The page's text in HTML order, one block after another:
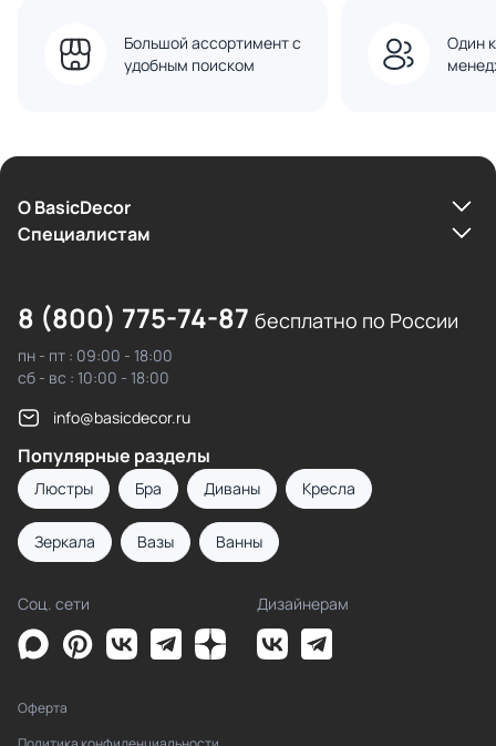
Большой ассортимент с
удобным поиском
Один
О BasicDecor
Cпециалистам
8 (800) 775-74-87 бесплатно по России
пн - пт : 09:00 - 18:00
сб - вс : 10:00 - 18:00
info@basicdecor.ru
Популярные разделы
Люстры Бра Диваны Кресла
Зеркала Вазы Ванны
Соц. сети Дизайнерам
Оферта